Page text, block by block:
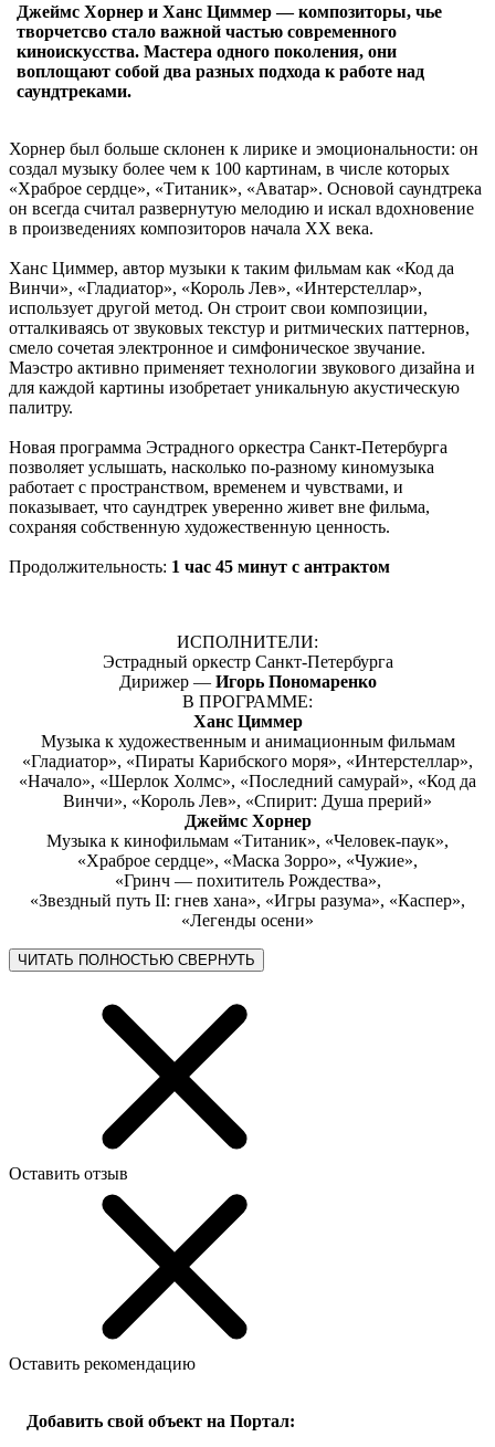
Джеймс Хорнер и Ханс Циммер — композиторы, чье
творчетсво стало важной частью современного
киноискусства. Мастера одного поколения, они
воплощают собой два разных подхода к работе над
саундтреками.
Хорнер был больше склонен к лирике и эмоциональности: он
создал музыку более чем к 100 картинам, в числе которых
«Храброе сердце», «Титаник», «Аватар». Основой саундтрека
он всегда считал развернутую мелодию и искал вдохновение
в произведениях композиторов начала ХХ века.
Ханс Циммер, автор музыки к таким фильмам как «Код да
Винчи», «Гладиатор», «Король Лев», «Интерстеллар»,
использует другой метод. Он строит свои композиции,
отталкиваясь от звуковых текстур и ритмических паттернов,
смело сочетая электронное и симфоническое звучание.
Маэстро активно применяет технологии звукового дизайна и
для каждой картины изобретает уникальную акустическую
палитру.
Новая программа Эстрадного оркестра Санкт-Петербурга
позволяет услышать, насколько по-разному киномузыка
работает с пространством, временем и чувствами, и
показывает, что саундтрек уверенно живет вне фильма,
сохраняя собственную художественную ценность.
Продолжительность: 1 час 45 минут с антрактом
ИСПОЛНИТЕЛИ:
Эстрадный оркестр Санкт-Петербурга
Дирижер — Игорь Пономаренко
В ПРОГРАММЕ:
Ханс Циммер
Музыка к художественным и анимационным фильмам
«Гладиатор», «Пираты Карибского моря», «Интерстеллар»,
«Начало», «Шерлок Холмс», «Последний самурай», «Код да
Винчи», «Король Лев», «Спирит: Душа прерий»
Джеймс Хорнер
Музыка к кинофильмам «Титаник», «Человек-паук»,
«Храброе сердце», «Маска Зорро», «Чужие»,
«Гринч — похититель Рождества»,
«Звездный путь II: гнев хана», «Игры разума», «Каспер»,
«Легенды осени»
ЧИТАТЬ ПОЛНОСТЬЮ СВЕРНУТЬ
Оставить отзыв
Оставить рекомендацию
Добавить свой объект на Портал: